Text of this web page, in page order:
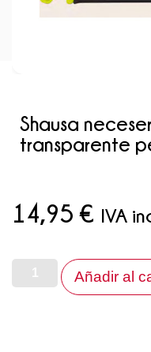
Shausa
transparente
14,95€ IVA
Añadir al